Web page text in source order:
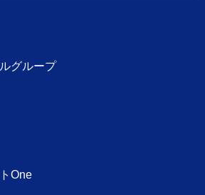
グループ
One